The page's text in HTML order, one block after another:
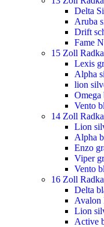
Delta
Aruba
Drift
Fame
15 Zoll
Lexis
Alpha
lion
Omega
Vento
14 Zoll
Lion
Alpha
Enzo
Viper
Vento
16 Zoll
Delta
Avalon
Lion
Active